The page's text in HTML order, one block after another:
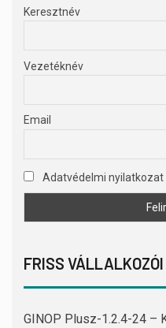
Keresztnév
Vezetéknév
Email
Adatvédelmi nyilatkozat
FRISS
GINOP Plusz-1.2.4-24 –